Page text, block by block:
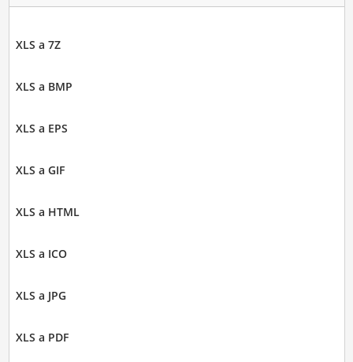
XLS a 7Z
XLS a BMP
XLS a EPS
XLS a GIF
XLS a HTML
XLS a ICO
XLS a JPG
XLS a PDF